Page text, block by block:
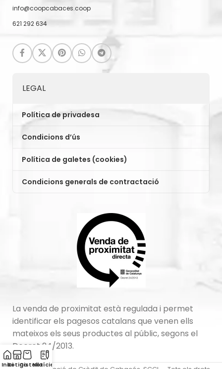
info@coopcabaces.coop
621 292 634
LEGAL
Política de privadesa
Condicions d’ús
Política de galetes (cookies)
Condicions generals de contractació
La venda de proximitat està regulada i permet
identificar els pagesos catalans que venen ells
mateixos els seus productes al públic, segons el
Decret 24/2013.
IniciBotigaCistellaNotícies